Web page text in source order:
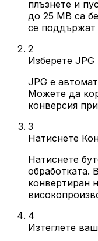
плъзнете и
до 25 MB са
се поддържат
2
Изберете
JPG е
Можете да
конверсия
3
Натиснете
Натиснете
обработката.
конвертиран
4
Изтеглете